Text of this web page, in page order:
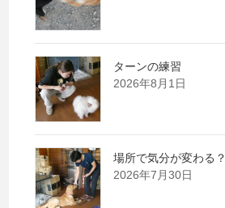
ターンの練習
2026年8月1日
場所で気分が変わる？
2026年7月30日